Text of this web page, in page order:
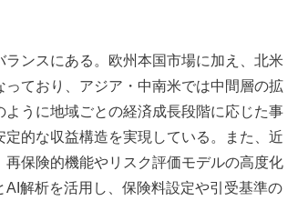
ンスにある。欧州本国市場に加え、北米
ており、アジア・中南米では中間層の拡
うに地域ごとの経済成長段階に応じた事
的な収益構造を実現している。また、近
保険的機能やリスク評価モデルの高度化
解析を活用し、保険料設定や引受基準の